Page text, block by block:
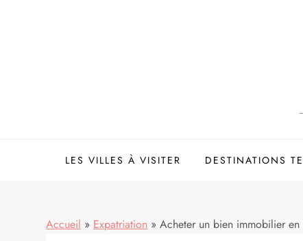
LES VILLES À VISITER DESTINATIONS
Accueil » Expatriation » Acheter un bien immobilier